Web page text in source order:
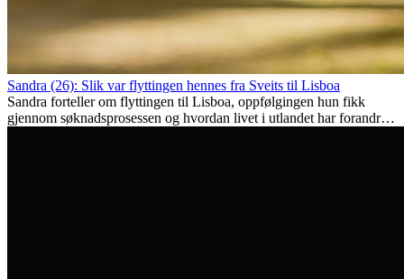
Sandra (26): Slik var flyttingen hennes fra Sveits til Lisboa
Sandra forteller om flyttingen til Lisboa, oppfølgingen hun fikk
gjennom søknadsprosessen og hvordan livet i utlandet har forandret